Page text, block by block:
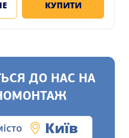
КУПИТИ
ДО НАС НА
Київ